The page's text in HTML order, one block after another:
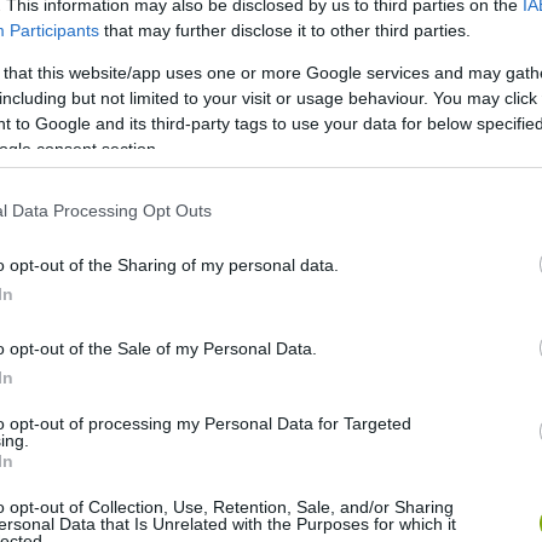
This information may also be disclosed by us to third parties on the
Participants that may further disclose it to other third parties.
that this website/app uses one or more Google services and may
but not limited to your visit or usage behaviour. You may
to Google and its third-party tags to use your data for below
consent section.
Data Processing Opt Outs
opt-out of the Sharing of my personal data.
opt-out of the Sale of my Personal Data.
opt-out of processing my Personal Data for Targeted
opt-out of Collection, Use, Retention, Sale, and/or Sharing
Data that Is Unrelated with the Purposes for which it
nem tudta kinyitni, a csőréből véres váladék
nem voltak. A sokkos állapotban levő, erősen
szállították, ahol azonnali és szakszerű állatorvosi
azonnali folyadékpótlásához vénakanült kellett
vizsgálatok eredményei alapján megkezdték a
ellátása, valamint az állat általános roborálása is